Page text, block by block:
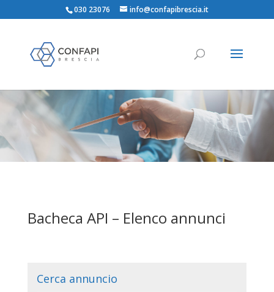
030 23076 info@confapibrescia.it
Bacheca API – Elenco annunci
Cerca annuncio